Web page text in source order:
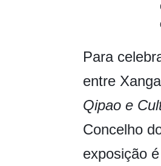
Para
entre
Qipao e
Concelho
exposição